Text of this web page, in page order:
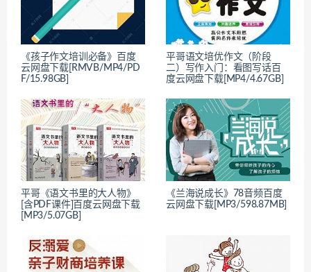
《孩子作文培训必备》百度
云网盘下载[RMVB/MP4/PD
F/15.98GB]
平哥语文培优作文（阶段
二）写作入门：看图写话百
度云网盘下载[MP4/4.67GB]
平哥《语文书里的大人物》
[含PDF课件]百度云网盘下载
[MP3/5.07GB]
《兰海说成长》78音频百度
云网盘下载[MP3/598.87MB]